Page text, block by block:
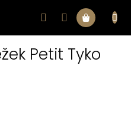
Nákupní
košík
Petit Tyko